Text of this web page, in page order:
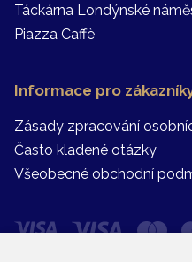
Táckárna Londýnské
Piazza Caffè
Informace pro
Zásady zpracování
Často kladené otázky
Všeobecné obchodní